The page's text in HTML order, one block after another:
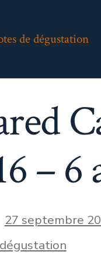
de dégustation
– 6
27 septembre